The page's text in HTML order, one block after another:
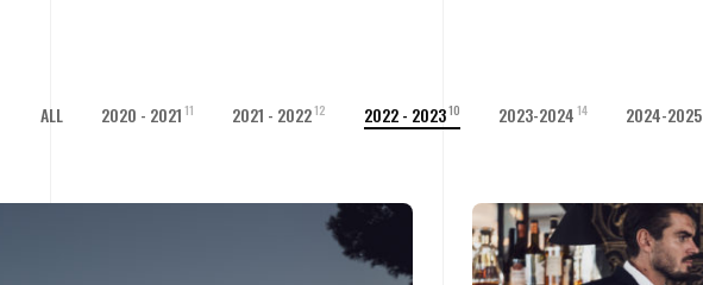
ALL 2020 - 2021 11 2021 - 202212 2022 - 202310 2023-2024 14 2024-2025